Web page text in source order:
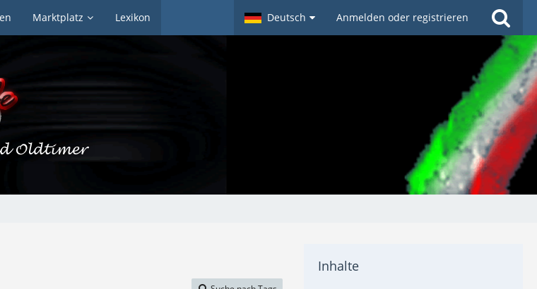
Marktplatz Lexikon Deutsch Anmelden oder registrieren
Inhalte